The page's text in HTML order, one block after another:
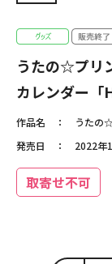
うたの☆プリ
カレンダー「
作品名
うたの
発売日
2022年
取寄せ不可